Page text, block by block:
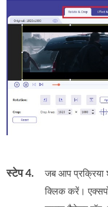
स्टेप 4. जब आप प्रक्रिया
क्लिक करें।